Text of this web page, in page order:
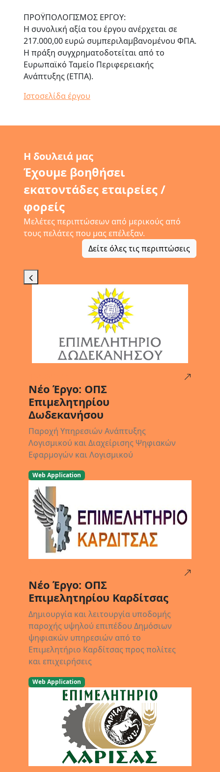
ΠΡΟΫΠΟΛΟΓΙΣΜΟΣ ΕΡΓΟΥ:
Η συνολική αξία του έργου ανέρχεται σε
217.000,00 ευρώ συμπεριλαμβανομένου ΦΠΑ.
Η πράξη συγχρηματοδοτείται από το
Ευρωπαϊκό Ταμείο Περιφερειακής
Ανάπτυξης (ΕΤΠΑ).
Ιστοσελίδα έργου
Η δουλειά μας
Έχουμε βοηθήσει
εκατοντάδες εταιρείες /
φορείς
Μελέτες περιπτώσεων από μερικούς από
τους πελάτες που μας επέλεξαν.
Δείτε όλες τις περιπτώσεις
Νέο Έργο: ΟΠΣ
Επιμελητηρίου
Δωδεκανήσου
Παροχή Υπηρεσιών Ανάπτυξης
Λογισμικού και Διαχείρισης Ψηφιακών
Εφαρμογών και Λογισμικού
Web Application
Νέο Έργο: ΟΠΣ
Επιμελητηρίου Καρδίτσας
Δημιουργία και λειτουργία υποδομής
παροχής υψηλού επιπέδου Δημόσιων
ψηφιακών υπηρεσιών από το
Επιμελητήριο Καρδίτσας προς πολίτες
και επιχειρήσεις
Web Application